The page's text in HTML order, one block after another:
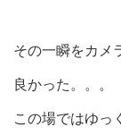
その一瞬をカメ
良かった。。。
この場ではゆっ